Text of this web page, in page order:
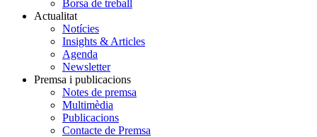
Borsa de treball
Actualitat
Notícies
Insights & Articles
Agenda
Newsletter
Premsa i publicacions
Notes de premsa
Multimèdia
Publicacions
Contacte de Premsa